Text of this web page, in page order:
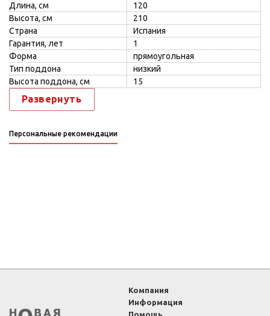
Длина, см
120
Высота, см
210
Страна
Испания
Гарантия, лет
1
Форма
прямоугольная
Тип поддона
низкий
Высота поддона, см
15
Развернуть
Персональные рекомендации
Компания
Информация
Помощь